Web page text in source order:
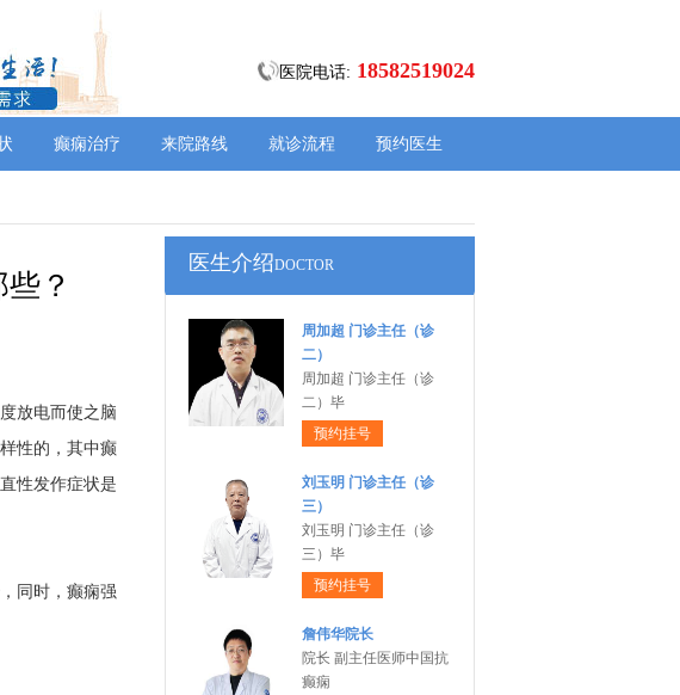
医院电话: 18582519024
癫痫治疗 来院路线 就诊流程 预约医生
？
放电而使之脑
性的，其中癫
性发作症状是
同时，癫痫强
医生介绍DOCTOR
周加超 门诊主任（诊
二）
周加超 门诊主任（诊
二）毕
预约挂号
刘玉明 门诊主任（诊
三）
刘玉明 门诊主任（诊
三）毕
预约挂号
詹伟华院长
院长 副主任医师中国抗
癫痫